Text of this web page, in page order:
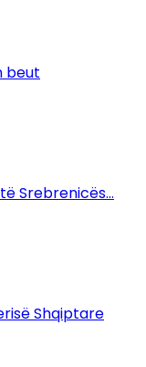
beut
Srebrenicës…
Shqiptare